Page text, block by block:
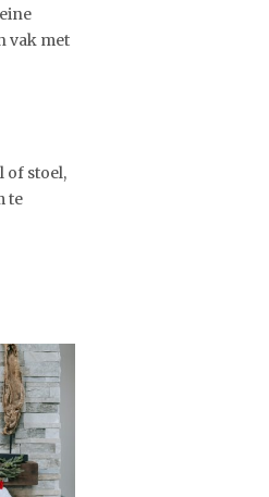
vak met
of stoel,
te